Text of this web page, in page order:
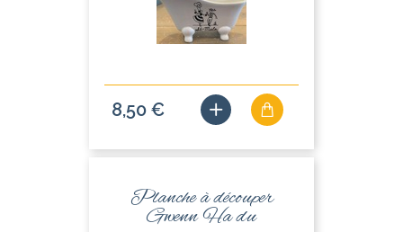
8,50 €
Planche à découper
Gwenn Ha du